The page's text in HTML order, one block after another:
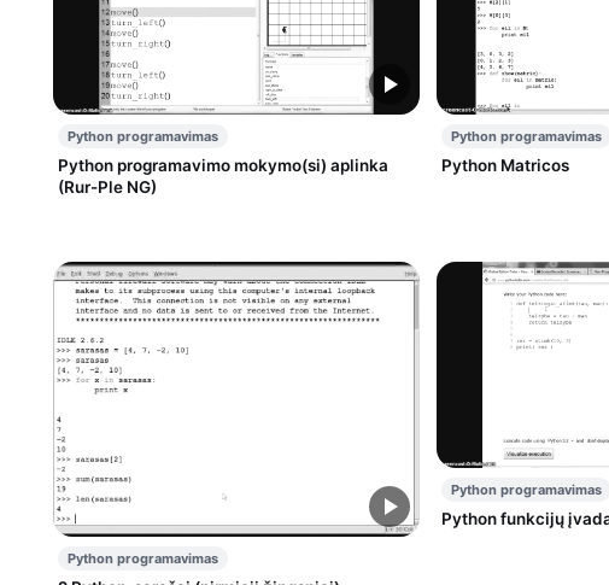
Python programavimas
Python programavimo mokymo(si) aplinka
(Rur-Ple NG)
Python programavimas
Python Matricos
Python programavimas
Python programavimas
Python funkcijų